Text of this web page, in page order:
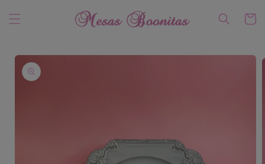
directamente
al contenido
Carrito
directamente
a la
información